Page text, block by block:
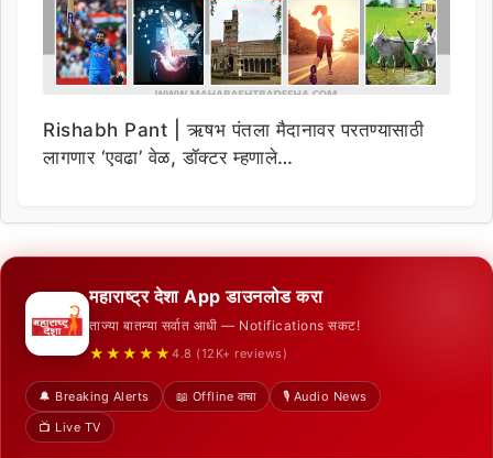
Rishabh Pant | ऋषभ पंतला मैदानावर परतण्यासाठी
लागणार ‘एवढा’ वेळ, डॉक्टर म्हणाले…
महाराष्ट्र देशा App डाउनलोड करा
ताज्या बातम्या सर्वात आधी — Notifications सकट!
★★★★★ 4.8 (12K+ reviews)
🔔 Breaking Alerts 📖 Offline वाचा
🎙️ Audio News
📺 Live TV